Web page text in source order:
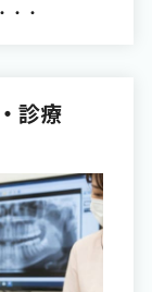
・・
診療